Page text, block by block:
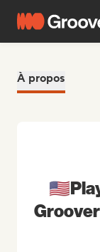
À propos